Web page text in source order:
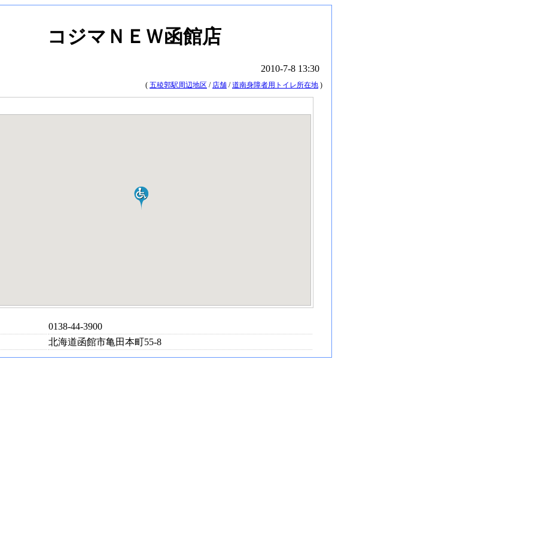
コジマＮＥＷ函館店
2010-7-8 13:30
( 五稜郭駅周辺地区 / 店舗 /道南身障者用トイレ所在地 )
0138-44-3900
北海道函館市亀田本町55-8